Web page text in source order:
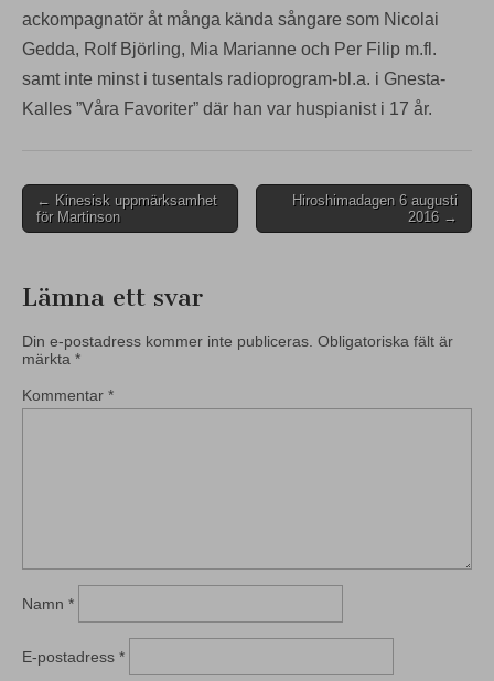
ackompagnatör åt många kända sångare som Nicolai
Gedda, Rolf Björling, Mia Marianne och Per Filip m.fl.
samt inte minst i tusentals radioprogram-bl.a. i Gnesta-
Kalles ”Våra Favoriter” där han var huspianist i 17 år.
Post
navigation
← Kinesisk uppmärksamhet
för Martinson
Hiroshimadagen 6 augusti
2016 →
Lämna ett svar
Din e-postadress kommer inte publiceras. Obligatoriska fält är
märkta *
Kommentar *
Namn *
E-postadress *